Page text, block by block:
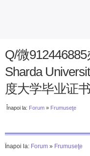
Q/微
Sharda
度大学毕业证
Înapoi la: Forum » Frumuseţe
Înapoi la: Forum » Frumuseţe